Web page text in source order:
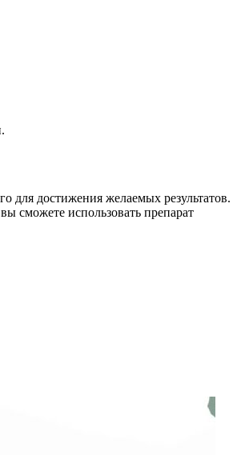
для достижения желаемых результатов.
сможете использовать препарат